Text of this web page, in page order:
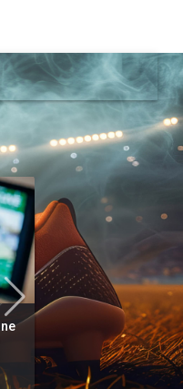
Confirman fecha
Vozinha a Colo Colo